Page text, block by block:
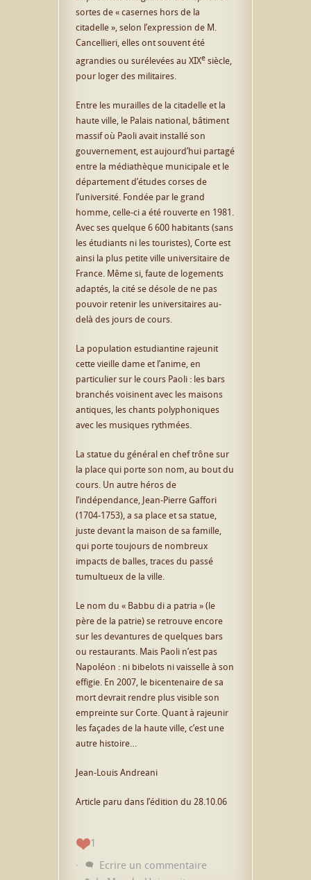
sortes de « casernes hors de la
citadelle », selon l’expression de M.
Cancellieri, elles ont souvent été
agrandies ou surélevées au XIXe siècle,
pour loger des militaires.
Entre les murailles de la citadelle et la
haute ville, le Palais national, bâtiment
massif où Paoli avait installé son
gouvernement, est aujourd’hui partagé
entre la médiathèque municipale et le
département d’études corses de
l’université. Fondée par le grand
homme, celle-ci a été rouverte en 1981.
Avec ses quelque 6 600 habitants (sans
les étudiants ni les touristes), Corte est
ainsi la plus petite ville universitaire de
France. Même si, faute de logements
adaptés, la cité se désole de ne pas
pouvoir retenir les universitaires au-
delà des jours de cours.
La population estudiantine rajeunit
cette vieille dame et l’anime, en
particulier sur le cours Paoli : les bars
branchés voisinent avec les maisons
antiques, les chants polyphoniques
avec les musiques rythmées.
La statue du général en chef trône sur
la place qui porte son nom, au bout du
cours. Un autre héros de
l’indépendance, Jean-Pierre Gaffori
(1704-1753), a sa place et sa statue,
juste devant la maison de sa famille,
qui porte toujours de nombreux
impacts de balles, traces du passé
tumultueux de la ville.
Le nom du « Babbu di a patria » (le
père de la patrie) se retrouve encore
sur les devantures de quelques bars
ou restaurants. Mais Paoli n’est pas
Napoléon : ni bibelots ni vaisselle à son
effigie. En 2007, le bicentenaire de sa
mort devrait rendre plus visible son
empreinte sur Corte. Quant à rajeunir
les façades de la haute ville, c’est une
autre histoire…
Jean-Louis Andreani
Article paru dans l’édition du 28.10.06
1
Ecrire un commentaire